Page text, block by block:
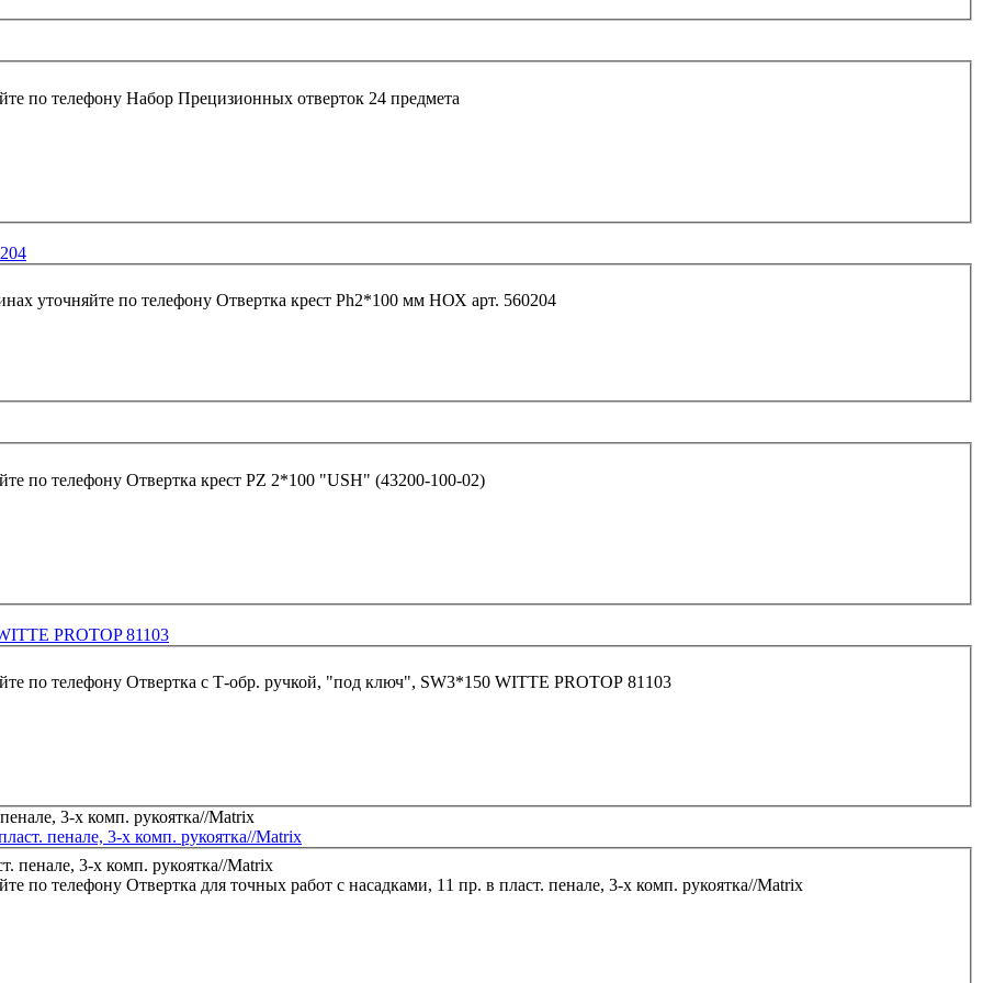
по телефону Набор Прецизионных отверток 24 предмета
уточняйте по телефону Отвертка крест Рh2*100 мм НОХ арт. 560204
по телефону Отвертка крест РZ 2*100 "USH" (43200-100-02)
PROTOP 81103
по телефону
Отвертка с Т-обр. ручкой, "под ключ", SW3*150 WITTE PROTOP 81103
пенале, 3-х комп. рукоятка//Matrix
по телефону Отвертка для точных работ с насадками, 11 пр. в пласт. пенале, 3-х комп. рукоятка//Matrix